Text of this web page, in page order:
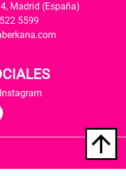
Madrid (España)
5599